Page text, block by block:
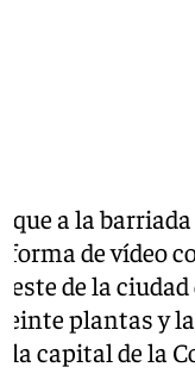
que a la
forma de vídeo
de la
plantas y
la capital de la